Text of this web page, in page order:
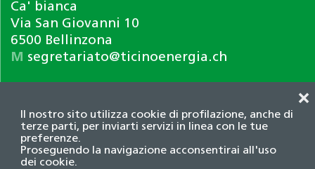
Il nostro sito utilizza cookie di profilazione, anche di
terze parti, per inviarti servizi in linea con le tue
preferenze.
Proseguendo la navigazione acconsentirai all'uso
dei cookie.
❌
Ca' bianca
Via San Giovanni 10
6500 Bellinzona
M segretariato@ticinoenergia.ch
Informativa privacy